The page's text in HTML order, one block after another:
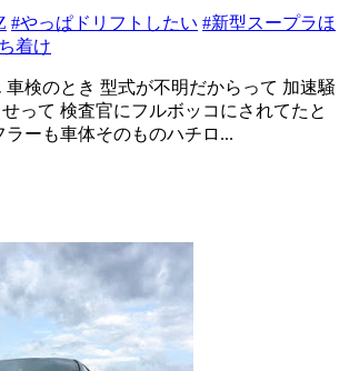
#やっぱドリフトしたい #新型スープラほ
着け
車検のとき 型式が不明だからって 加速騒
って 検査官にフルボッコにされてたと
ラーも車体そのものハチロ...